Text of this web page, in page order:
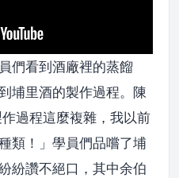
們看到酒廠裡的蒸餾
埔里酒的製作過程。陳
過程這麼複雜，我以前
類！」學員們品嚐了埔
紛讚不絕口，其中余伯